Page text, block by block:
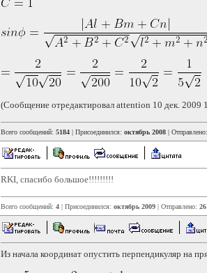
(Сообщение отредактировал attention 10 дек. 2009
Всего сообщений: 5184 | Присоединился: октябрь 2008 |
RKI, спасибо большое!!!!!!!!!
Всего сообщений: 4 | Присоединился: октябрь 2009 | Отправлено:
Из начала координат опустить перпендикуляр на